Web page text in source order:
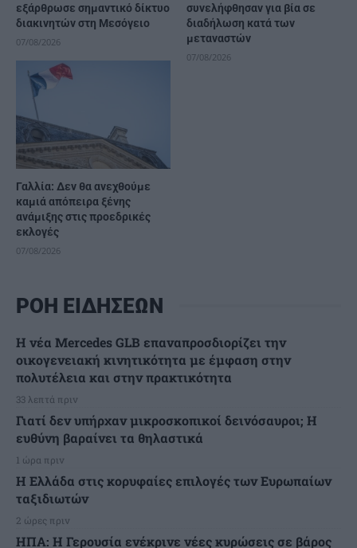
εξάρθρωσε σημαντικό δίκτυο
διακινητών στη Μεσόγειο
07/08/2026
συνελήφθησαν για βία σε
διαδήλωση κατά των
μεταναστών
07/08/2026
Γαλλία: Δεν θα ανεχθούμε
καμιά απόπειρα ξένης
ανάμιξης στις προεδρικές
εκλογές
07/08/2026
ΡΟΗ ΕΙΔΗΣΕΩΝ
Η νέα Mercedes GLB επαναπροσδιορίζει την
οικογενειακή κινητικότητα με έμφαση στην
πολυτέλεια και στην πρακτικότητα
33 λεπτά πριν
Γιατί δεν υπήρχαν μικροσκοπικοί δεινόσαυροι; Η
ευθύνη βαραίνει τα θηλαστικά
1 ώρα πριν
Η Ελλάδα στις κορυφαίες επιλογές των Ευρωπαίων
ταξιδιωτών
2 ώρες πριν
ΗΠΑ: Η Γερουσία ενέκρινε νέες κυρώσεις σε βάρος